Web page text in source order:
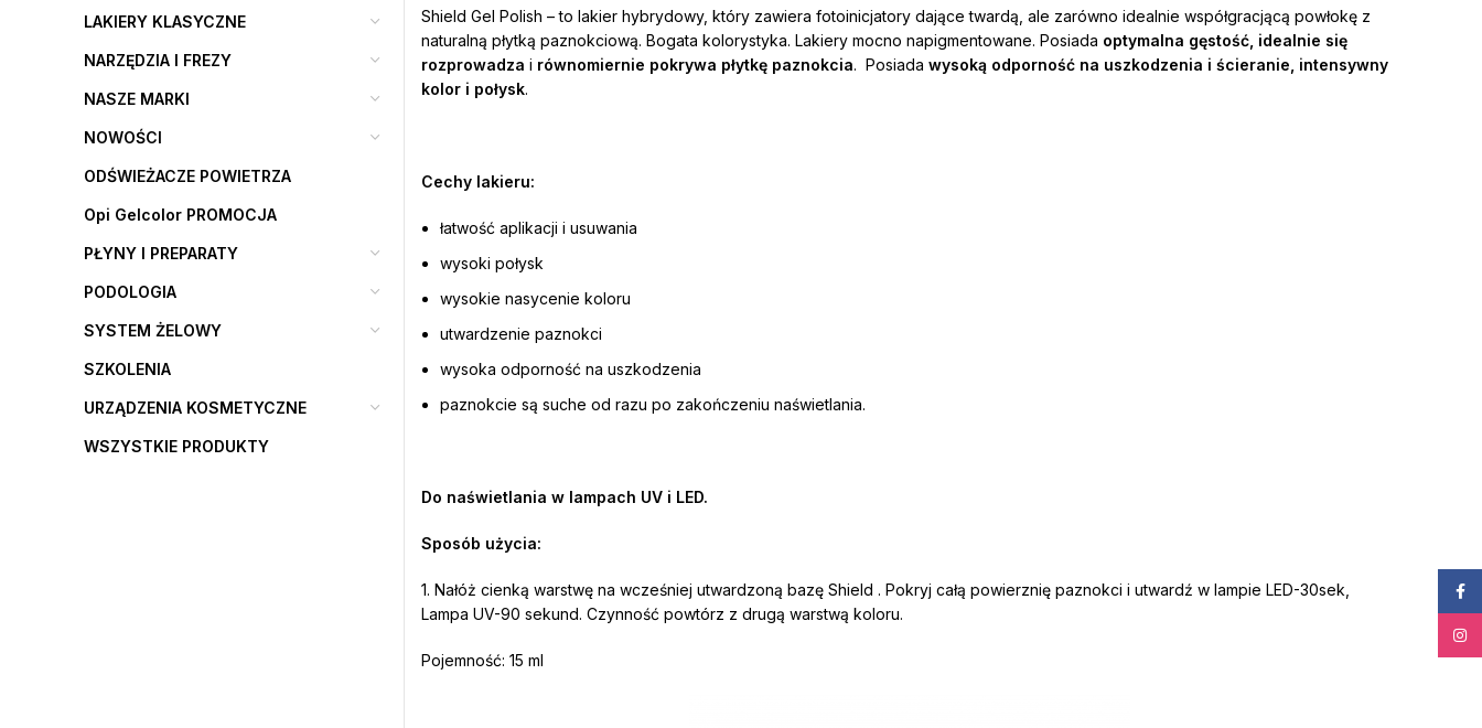
Shield Gel Polish – to lakier hybrydowy, który zawiera fotoinicjatory dające twardą, ale zarówno idealnie współgracjącą powłokę z
naturalną płytką paznokciową. Bogata kolorystyka. Lakiery mocno napigmentowane. Posiada optymalna gęstość, idealnie się
rozprowadza i równomiernie pokrywa płytkę paznokcia. Posiada wysoką odporność na uszkodzenia i ścieranie, intensywny
kolor i połysk.
Cechy lakieru:
łatwość aplikacji i usuwania
wysoki połysk
wysokie nasycenie koloru
utwardzenie paznokci
wysoka odporność na uszkodzenia
paznokcie są suche od razu po zakończeniu naświetlania.
Do naświetlania w lampach UV i LED.
Sposób użycia:
1. Nałóż cienką warstwę na wcześniej utwardzoną bazę Shield . Pokryj całą powierznię paznokci i utwardź w lampie LED-30sek,
Lampa UV-90 sekund. Czynność powtórz z drugą warstwą koloru.
Pojemność: 15 ml
LAKIERY KLASYCZNE
NARZĘDZIA I FREZY
NASZE MARKI
NOWOŚCI
ODŚWIEŻACZE POWIETRZA
Opi Gelcolor PROMOCJA
PŁYNY I PREPARATY
PODOLOGIA
SYSTEM ŻELOWY
SZKOLENIA
URZĄDZENIA KOSMETYCZNE
WSZYSTKIE PRODUKTY